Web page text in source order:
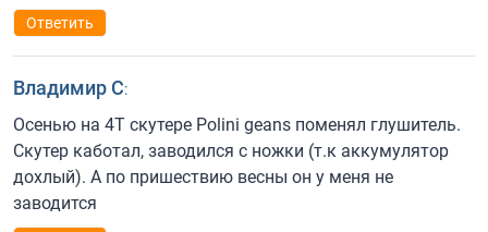
Ответить
Владимир С:
Осенью на 4Т скутере Polini geans поменял глушитель.
Скутер каботал, заводился с ножки (т.к аккумулятор
дохлый). A по пришествию весны он у меня не
заводится